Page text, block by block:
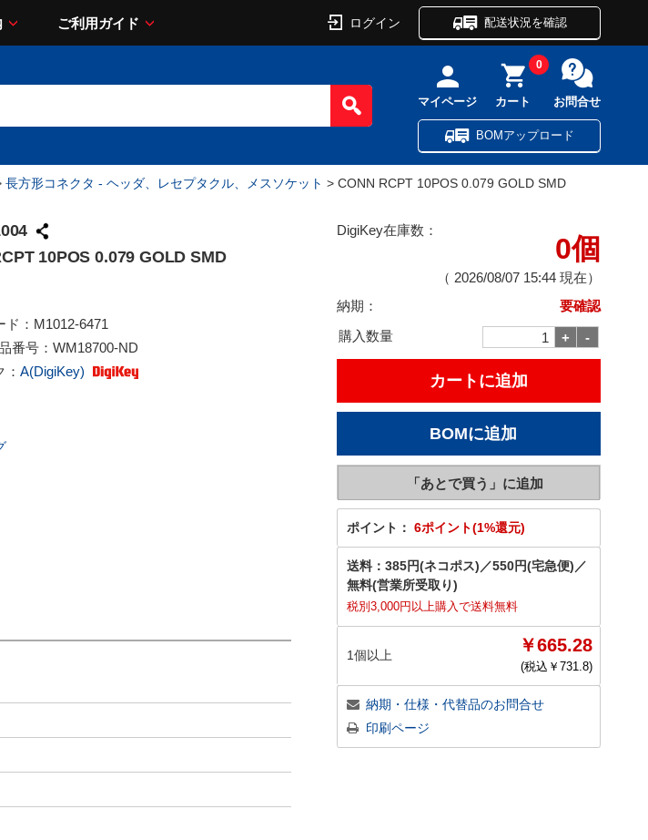
ご利用ガイド ログイン 配送状況を確認
マイページ カート
0
お問合せ
BOMアップロード
長方形コネクタ - ヘッダ、レセプタクル、メスソケット > CONN RCPT 10POS 0.079 GOLD SMD
10POS 0.079 GOLD SMD
： M1012-6471
番号： WM18700-ND
A(DigiKey)
DigiKey在庫数：
0個
（ 2026/08/07 15:44 現在）
納期：
要確認
購入数量
ポイント： 6ポイント(1%還元)
送料： 385円(ネコポス) ／550円(宅急便) ／
無料(営業所受取り)
税別3,000円以上購入で送料無料
1個以上 ￥665.28
(税込￥ 731.8)
納期・仕様・代替品のお問合せ
印刷ページ